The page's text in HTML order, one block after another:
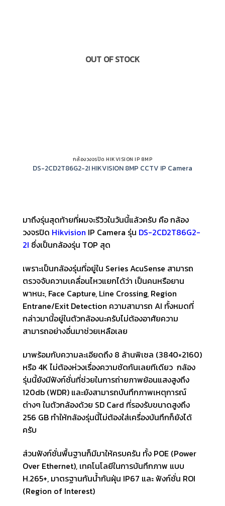
OUT OF STOCK
กล้องวงจรปิด HIKVISION IP 8MP
DS-2CD2T86G2-2I HIKVISION 8MP CCTV IP Camera
มาถึงรุ่นสุดท้ายที่ผมจะรีวิวในวันนี้แล้วครับ คือ กล้อง
วงจรปิด Hikvision IP Camera รุ่น DS-2CD2T86G2-
2I ซึ่งเป็นกล้องรุ่น TOP สุด
เพราะเป็นกล้องรุ่นที่อยู่ใน Series AcuSense สามารถ
ตรวจจับความเคลื่อนไหวแยกได้ว่า เป็นคนหรือยาน
พาหนะ, Face Capture, Line Crossing, Region
Entrane/Exit Detection ความสามารถ AI ทั้งหมดที่
กล่าวมานี้อยู่ในตัวกล้องนะครับไม่ต้องอาศัยความ
สามารถอย่างอื่นมาช่วยเหลือเลย
มาพร้อมกับความละเอียดถึง 8 ล้านพิเซล (3840×2160)
หรือ 4K ไม่ต้องห่วงเรื่องความชัดกันเลยทีเดียว กล้อง
รุ่นนี้ยังมีฟังก์ชั่นที่ช่วยในการถ่ายภาพย้อนแสงสูงถึง
120db (WDR) และยังสามารถบันทึกภาพเหตุการณ์
ต่างๆ ในตัวกล้องด้วย SD Card ที่รองรับขนาดสูงถึง
256 GB ทำให้กล้องรุ่นนี้ไม่ต้องใส่เครื่องบันทึกก็ยังได้
ครับ
ส่วนฟังก์ชั่นพื้นฐานก็มีมาให้ครบครัน ทั้ง POE (Power
Over Ethernet), เทคโนโลยีในการบันทึกภาพ แบบ
H.265+, มาตรฐานกันน้ำกันฝุ่น IP67 และ ฟังก์ชั่น ROI
(Region of Interest)